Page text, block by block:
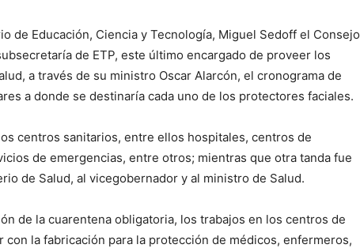
de Educación, Ciencia y Tecnología, Miguel Sedoff el Consejo
de ETP, este último encargado de proveer los
a través de su ministro Oscar Alarcón, el cronograma de
a donde se destinaría cada uno de los protectores faciales.
centros sanitarios, entre ellos hospitales, centros de
de emergencias, entre otros; mientras que otra tanda fue
de Salud, al vicegobernador y al ministro de Salud.
de la cuarentena obligatoria, los trabajos en los centros de
la fabricación para la protección de médicos, enfermeros,